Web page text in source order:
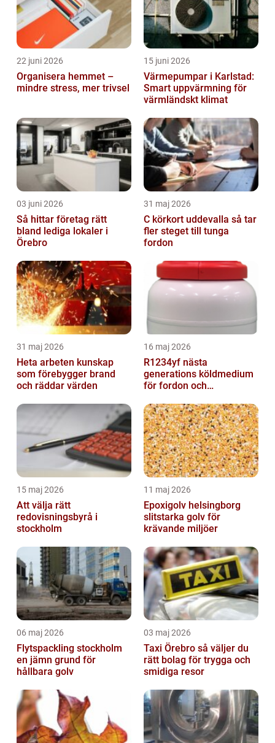
22 juni 2026
Organisera hemmet –
mindre stress, mer trivsel
15 juni 2026
Värmepumpar i Karlstad:
Smart uppvärmning för
värmländskt klimat
03 juni 2026
Så hittar företag rätt
bland lediga lokaler i
Örebro
31 maj 2026
C körkort uddevalla så tar
fler steget till tunga
fordon
31 maj 2026
Heta arbeten kunskap
som förebygger brand
och räddar värden
16 maj 2026
R1234yf nästa
generations köldmedium
för fordon och
15 maj 2026
Att välja rätt
redovisningsbyrå i
stockholm
11 maj 2026
Epoxigolv helsingborg
slitstarka golv för
krävande miljöer
06 maj 2026
Flytspackling stockholm
en jämn grund för
hållbara golv
03 maj 2026
Taxi Örebro så väljer du
rätt bolag för trygga och
smidiga resor